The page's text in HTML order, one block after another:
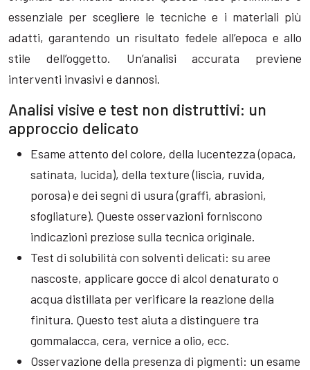
essenziale per scegliere le tecniche e i materiali più
adatti, garantendo un risultato fedele all’epoca e allo
stile dell’oggetto. Un’analisi accurata previene
interventi invasivi e dannosi.
Analisi visive e test non distruttivi: un
approccio delicato
Esame attento del colore, della lucentezza (opaca,
satinata, lucida), della texture (liscia, ruvida,
porosa) e dei segni di usura (graffi, abrasioni,
sfogliature). Queste osservazioni forniscono
indicazioni preziose sulla tecnica originale.
Test di solubilità con solventi delicati: su aree
nascoste, applicare gocce di alcol denaturato o
acqua distillata per verificare la reazione della
finitura. Questo test aiuta a distinguere tra
gommalacca, cera, vernice a olio, ecc.
Osservazione della presenza di pigmenti: un esame